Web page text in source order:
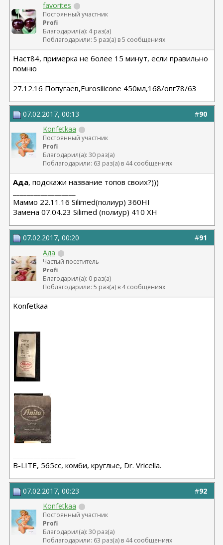
favorites
Постоянный участник
Profi
Благодарил(а): 4 раз(а)
Поблагодарили: 5 раз(а) в 5 сообщениях
Наст84, примерка не более 15 минут, если правильно
помню
27.12.16 Попугаев,Eurosilicone 450мл,168/опг78/63
#90
07.02.2017, 00:13
Konfetkaa
Постоянный участник
Profi
Благодарил(а): 30 раз(а)
Поблагодарили: 63 раз(а) в 44 сообщениях
Ада, подскажи название топов своих?)))
Маммо 22.11.16 Silimed(полиур) 360HI
Замена 07.04.23 Silimed (полиур) 410 XH
#91
07.02.2017, 00:20
Ада
Частый посетитель
Profi
Благодарил(а): 0 раз(а)
Поблагодарили: 5 раз(а) в 4 сообщениях
Konfetkaa
B-LITE, 565сс, комби, круглые, Dr. Vricella.
#92
07.02.2017, 00:23
Konfetkaa
Постоянный участник
Profi
Благодарил(а): 30 раз(а)
Поблагодарили: 63 раз(а) в 44 сообщениях